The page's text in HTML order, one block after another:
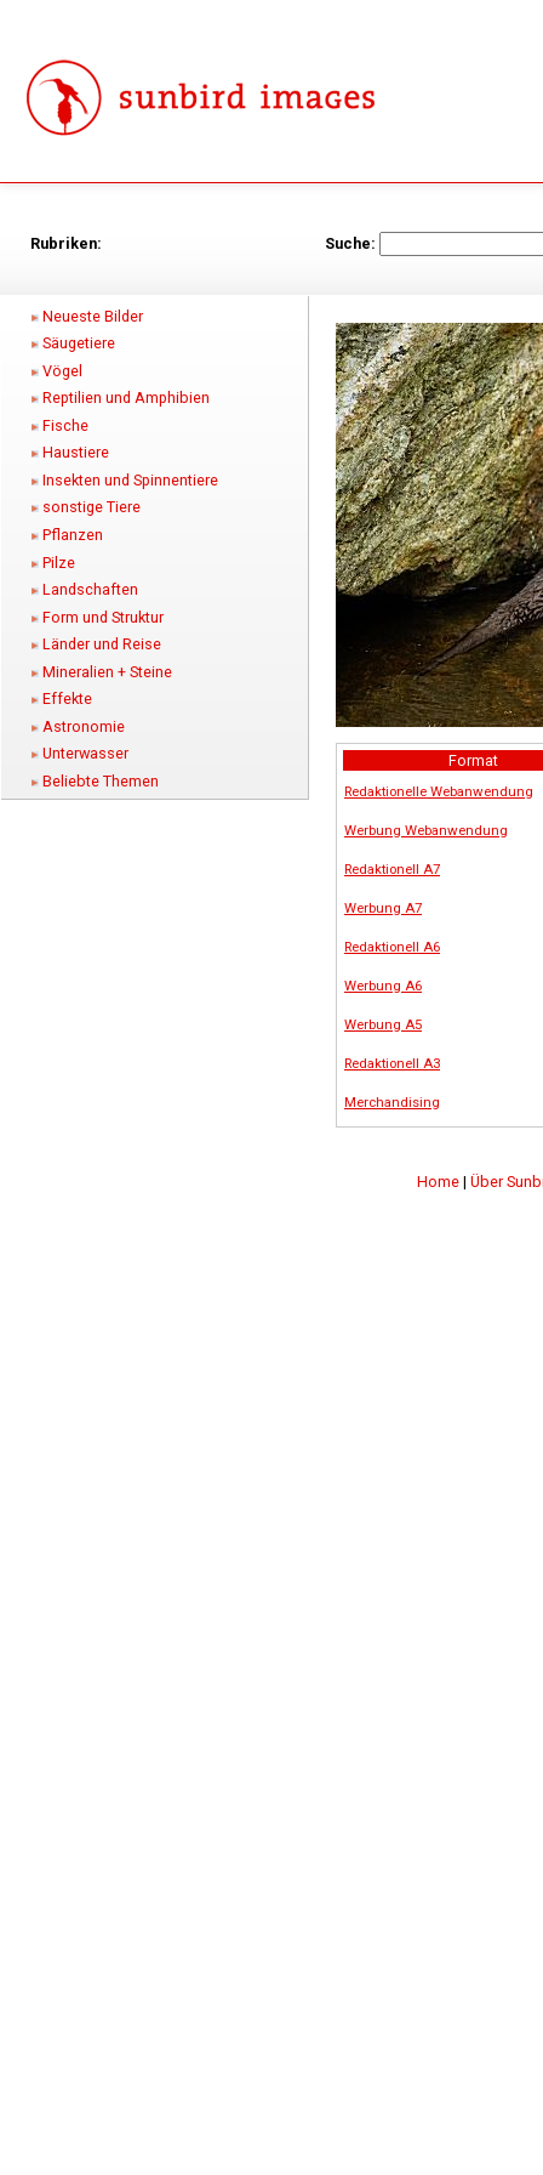
Rubriken: Suche:
Neueste Bilder
Säugetiere
Vögel
Reptilien und Amphibien
Fische
Haustiere
Insekten und Spinnentiere
sonstige Tiere
Pflanzen
Pilze
Landschaften
Form und Struktur
Länder und Reise
Mineralien + Steine
Effekte
Astronomie
Unterwasser
Beliebte Themen
Format
Redaktionelle Webanwendung
Werbung Webanwendung
Redaktionell A7
Werbung A7
Redaktionell A6
Werbung A6
Werbung A5
Redaktionell A3
Merchandising
Home | Über